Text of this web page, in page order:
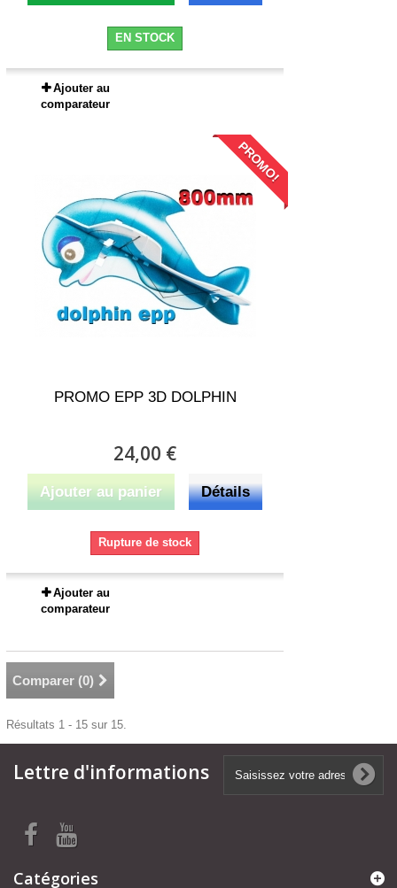
EN STOCK
Ajouter au
comparateur
PROMO!
PROMO EPP 3D DOLPHIN
24,00 €
Ajouter au panier Détails
Rupture de stock
Ajouter au
comparateur
Comparer (0)
Résultats 1 - 15 sur 15.
Lettre d'informations
Catégories